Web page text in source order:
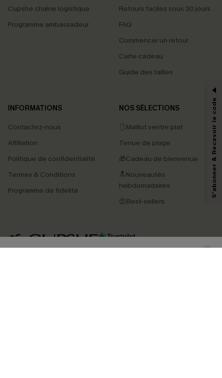
Cupshe chaîne logistique
Programme ambassadeur
Retours faciles sous 30 jours
FAQ
Commencer un retour
Carte cadeau
Guide des tailles
INFORMATIONS
Contactez-nous
Affiliation
Politique de confidentialité
Termes & Conditions
Programme de fidélité
NOS SÉLECTIONS
🩱Maillot ventre plat
Tenue de plage
🎁Cadeau de bienvenue
🔝Nouveautés
hebdomadaires
😍Best-sellers
4.3
PROFITEZ DE -15%
marketing (y compris du contenu généré par l'IA) de Cupshe et
pouvons utiliser les données collectées sur notre site ainsi que des
savoir si ceux-ci ont été ouverts, de mesurer votre engagement, de
personnaliser nos contenus et nos offres, et de vous recommander des
produits susceptibles de vous intéresser, conformément à notre
Politique de
. Vous pouvez vous désabonner à tout moment.
S'abonner & Recevoir le code